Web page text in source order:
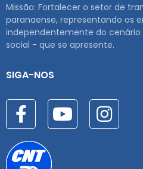
Missão: Fortalecer o setor de
paranaense, representando os
independentemente do
social - que se apresente.
SIGA-NOS